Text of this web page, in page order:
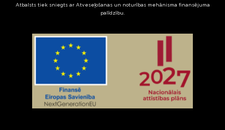
Atbalsts tiek sniegts ar Atveseļošanas un noturības mehānisma finansējuma
palīdzību.